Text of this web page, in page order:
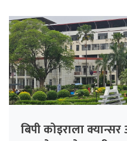
बिपी कोइराला क्यान्सर